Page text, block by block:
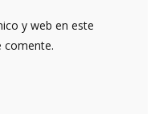
y web en este
comente.